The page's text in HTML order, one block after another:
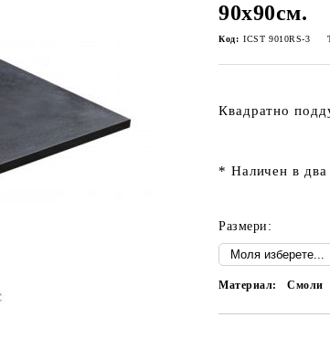
90х90см.
Код: ICST 9010RS-3
Квадратно
* Наличен в два
Размери:
Материал: Смоли